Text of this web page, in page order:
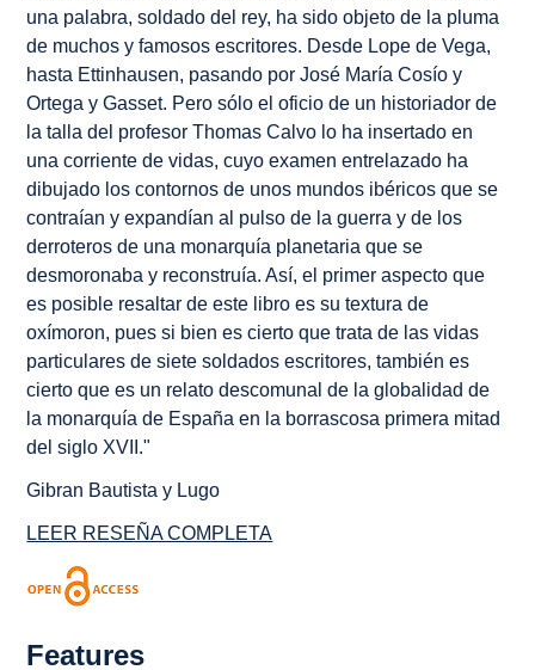
una palabra, soldado del rey, ha sido objeto de la pluma
de muchos y famosos escritores. Desde Lope de Vega,
hasta Ettinhausen, pasando por José María Cosío y
Ortega y Gasset. Pero sólo el oficio de un historiador de
la talla del profesor Thomas Calvo lo ha insertado en
una corriente devidas, cuyo examen entrelazado ha
dibujado los contornos de unos mundos ibéricos que se
contraían y expandían al pulso de la guerra y de los
derroteros de una monarquía planetaria que se
desmoronaba y reconstruía. Así, el primer aspecto que
es posible resaltar de este libro es su textura de
oxímoron, pues si bien es cierto que trata de las vidas
particulares de siete soldados escritores, también es
cierto que es un relato descomunal de la globalidad de
la monarquía de España en la borrascosa primera mitad
del siglo XVII."
Gibran Bautista y Lugo
LEER RESEÑA COMPLETA
Features